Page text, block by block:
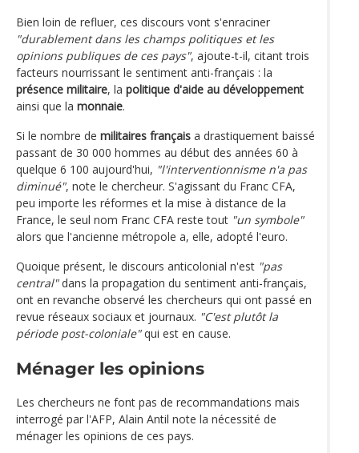
Bien loin de refluer, ces discours vont s'enraciner
"durablement dans les champs politiques et les
opinions publiques de ces pays", ajoute-t-il, citant trois
facteurs nourrissant le sentiment anti-français : la
présence militaire, la politique d'aide au développement
ainsi que la monnaie.
Si le nombre de militaires français a drastiquement baissé
passant de 30 000 hommes au début des années 60 à
quelque 6 100 aujourd'hui, "l'interventionnisme n'a pas
diminué", note le chercheur. S'agissant du Franc CFA,
peu importe les réformes et la mise à distance de la
France, le seul nom Franc CFA reste tout "un symbole"
alors que l'ancienne métropole a, elle, adopté l'euro.
Quoique présent, le discours anticolonial n'est "pas
central"dans la propagation du sentiment anti-français,
ont en revanche observé les chercheurs qui ont passé en
revue réseaux sociaux et journaux. "C'est plutôt la
période post-coloniale"qui est en cause.
Ménager les opinions
Les chercheurs ne font pas de recommandations mais
interrogé par l'AFP, Alain Antil note la nécessité de
ménager les opinions de ces pays.